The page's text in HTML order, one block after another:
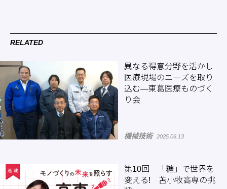
RELATED
異なる得意分野を活かし
医療現場のニーズを取り
込む―東葛医療ものづく
り会
機械技術 2025.06.13
第10回 「糖」で世界を
変える! 苫小牧高専の挑